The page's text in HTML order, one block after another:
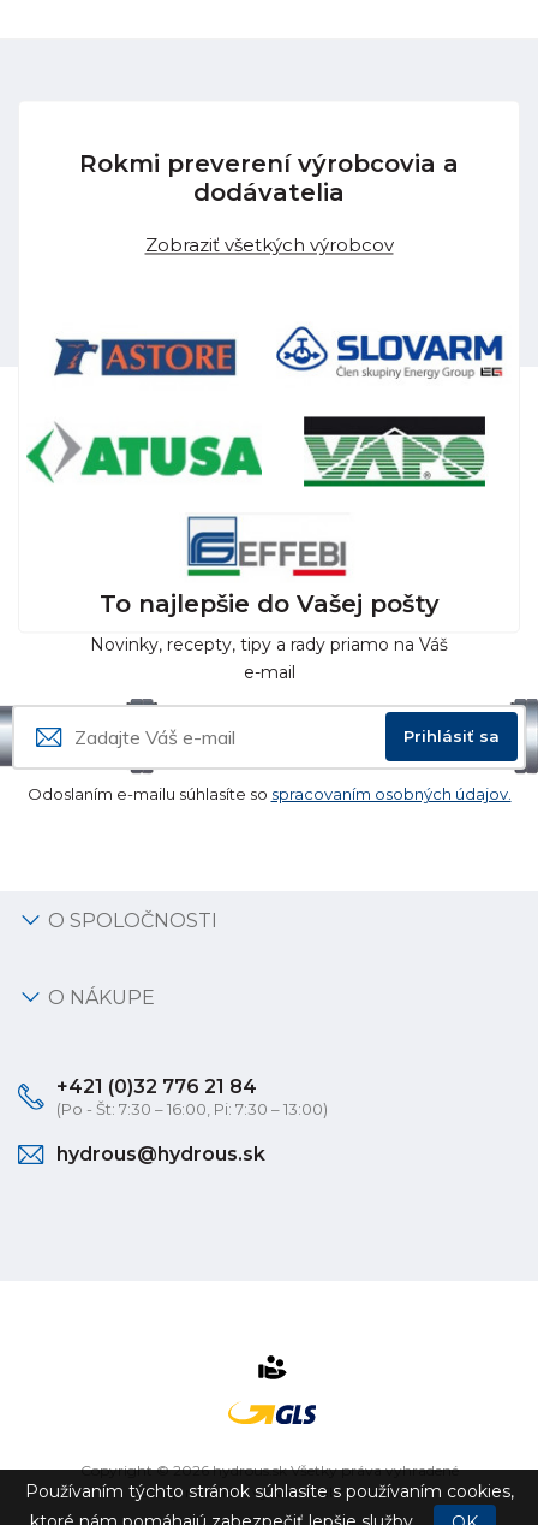
Rokmi preverení výrobcovia a
dodávatelia
Zobraziť všetkých výrobcov
To najlepšie do Vašej pošty
Novinky, recepty, tipy a rady priamo na Váš
e-mail
Prihlásiť sa
Odoslaním e-mailu súhlasíte so spracovaním osobných údajov.
O SPOLOČNOSTI
O NÁKUPE
+421 (0)32 776 21 84
(Po - Št: 7:30 – 16:00, Pi: 7:30 – 13:00)
hydrous@hydrous.sk
Copyright © 2026 hydrous.sk Všetky práva vyhradené
eshop na mieruvytvorilovibration.sk
Používaním týchto stránok súhlasíte s používaním cookies,